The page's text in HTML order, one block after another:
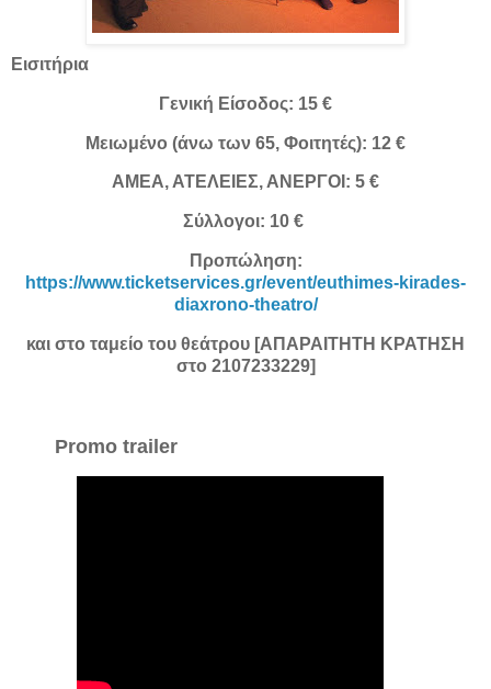
Εισιτήρια
Γενική Είσοδος: 15 €
Μειωμένο (άνω των 65, Φοιτητές): 12 €
ΑΜΕΑ, ΑΤΕΛΕΙΕΣ, ΑΝΕΡΓΟΙ: 5 €
Σύλλογοι: 10 €
Προπώληση:
https://www.ticketservices.gr/event/euthimes-kirades-
diaxrono-theatro/
και στο ταμείο του θεάτρου [ΑΠΑΡΑΙΤΗΤΗ ΚΡΑΤΗΣΗ
στο 2107233229]
Promo trailer